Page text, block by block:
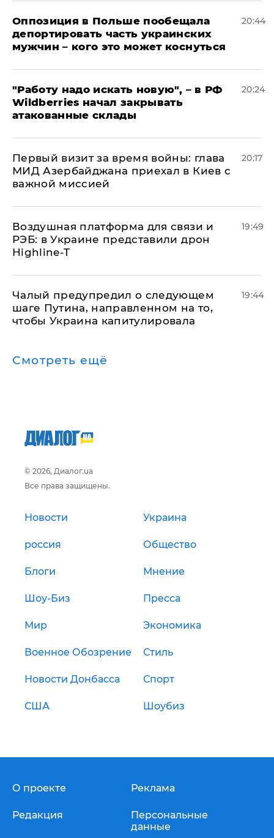
Оппозиция в Польше пообещала
депортировать часть украинских
мужчин – кого это может коснуться
20:44
"Работу надо искать новую", – в РФ
Wildberries начал закрывать
атакованные склады
20:24
Первый визит за время войны: глава
МИД Азербайджана приехал в Киев с
важной миссией
20:17
Воздушная платформа для связи и
РЭБ: в Украине представили дрон
Highline-T
19:49
Чалый предупредил о следующем
шаге Путина, направленном на то,
чтобы Украина капитулировала
19:44
Смотреть ещё
© 2026, Диалог.ua
Все права защищены.
Новости Украина
россия Общество
Блоги Мнение
Шоу-Биз Пресса
Мир Экономика
Военное Обозрение Стиль
Новости Донбасса Спорт
США Шоубиз
О проекте
Редакция
Реклама
Персональные
данные